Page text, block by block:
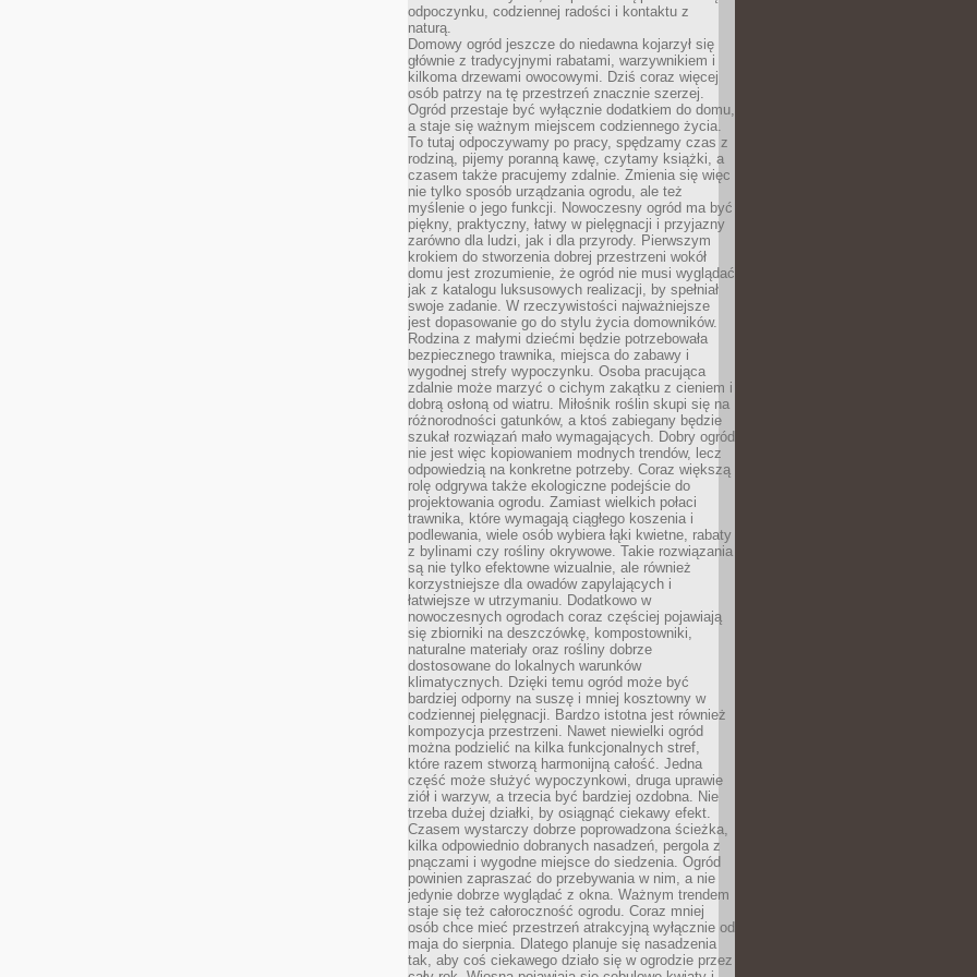
odpoczynku, codziennej radości i kontaktu z
naturą.
Domowy ogród jeszcze do niedawna kojarzył się
głównie z tradycyjnymi rabatami, warzywnikiem i
kilkoma drzewami owocowymi. Dziś coraz więcej
osób patrzy na tę przestrzeń znacznie szerzej.
Ogród przestaje być wyłącznie dodatkiem do domu,
a staje się ważnym miejscem codziennego życia.
To tutaj odpoczywamy po pracy, spędzamy czas z
rodziną, pijemy poranną kawę, czytamy książki, a
czasem także pracujemy zdalnie. Zmienia się więc
nie tylko sposób urządzania ogrodu, ale też
myślenie o jego funkcji. Nowoczesny ogród ma być
piękny, praktyczny, łatwy w pielęgnacji i przyjazny
zarówno dla ludzi, jak i dla przyrody. Pierwszym
krokiem do stworzenia dobrej przestrzeni wokół
domu jest zrozumienie, że ogród nie musi wyglądać
jak z katalogu luksusowych realizacji, by spełniał
swoje zadanie. W rzeczywistości najważniejsze
jest dopasowanie go do stylu życia domowników.
Rodzina z małymi dziećmi będzie potrzebowała
bezpiecznego trawnika, miejsca do zabawy i
wygodnej strefy wypoczynku. Osoba pracująca
zdalnie może marzyć o cichym zakątku z cieniem i
dobrą osłoną od wiatru. Miłośnik roślin skupi się na
różnorodności gatunków, a ktoś zabiegany będzie
szukał rozwiązań mało wymagających. Dobry ogród
nie jest więc kopiowaniem modnych trendów, lecz
odpowiedzią na konkretne potrzeby. Coraz większą
rolę odgrywa także ekologiczne podejście do
projektowania ogrodu. Zamiast wielkich połaci
trawnika, które wymagają ciągłego koszenia i
podlewania, wiele osób wybiera łąki kwietne, rabaty
z bylinami czy rośliny okrywowe. Takie rozwiązania
są nie tylko efektowne wizualnie, ale również
korzystniejsze dla owadów zapylających i
łatwiejsze w utrzymaniu. Dodatkowo w
nowoczesnych ogrodach coraz częściej pojawiają
się zbiorniki na deszczówkę, kompostowniki,
naturalne materiały oraz rośliny dobrze
dostosowane do lokalnych warunków
klimatycznych. Dzięki temu ogród może być
bardziej odporny na suszę i mniej kosztowny w
codziennej pielęgnacji. Bardzo istotna jest również
kompozycja przestrzeni. Nawet niewielki ogród
można podzielić na kilka funkcjonalnych stref,
które razem stworzą harmonijną całość. Jedna
część może służyć wypoczynkowi, druga uprawie
ziół i warzyw, a trzecia być bardziej ozdobna. Nie
trzeba dużej działki, by osiągnąć ciekawy efekt.
Czasem wystarczy dobrze poprowadzona ścieżka,
kilka odpowiednio dobranych nasadzeń, pergola z
pnączami i wygodne miejsce do siedzenia. Ogród
powinien zapraszać do przebywania w nim, a nie
jedynie dobrze wyglądać z okna. Ważnym trendem
staje się też całoroczność ogrodu. Coraz mniej
osób chce mieć przestrzeń atrakcyjną wyłącznie od
maja do sierpnia. Dlatego planuje się nasadzenia
tak, aby coś ciekawego działo się w ogrodzie przez